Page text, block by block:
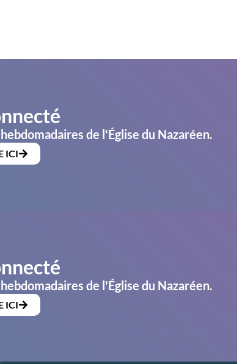
de l'Église du Nazaréen.
ICI
de l'Église du Nazaréen.
ICI